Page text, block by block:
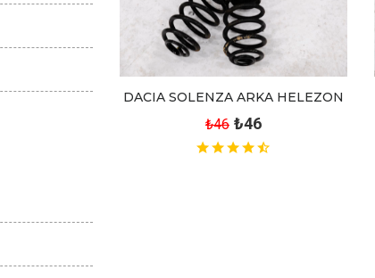
DACIA SOLENZA ARKA HELEZON
₺46 ₺46